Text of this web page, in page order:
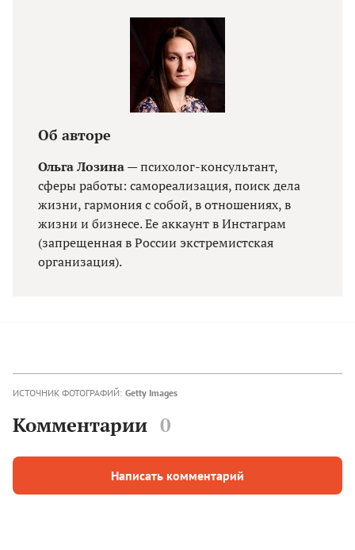
Об авторе
Ольга Лозина— психолог-консультант,
сферы работы: самореализация, поиск дела
жизни, гармония с собой, в отношениях, в
жизни и бизнесе. Ее аккаунт в Инстаграм
(запрещенная в России экстремистская
организация).
ИСТОЧНИК ФОТОГРАФИЙ: Getty Images
Комментарии 0
Написать комментарий